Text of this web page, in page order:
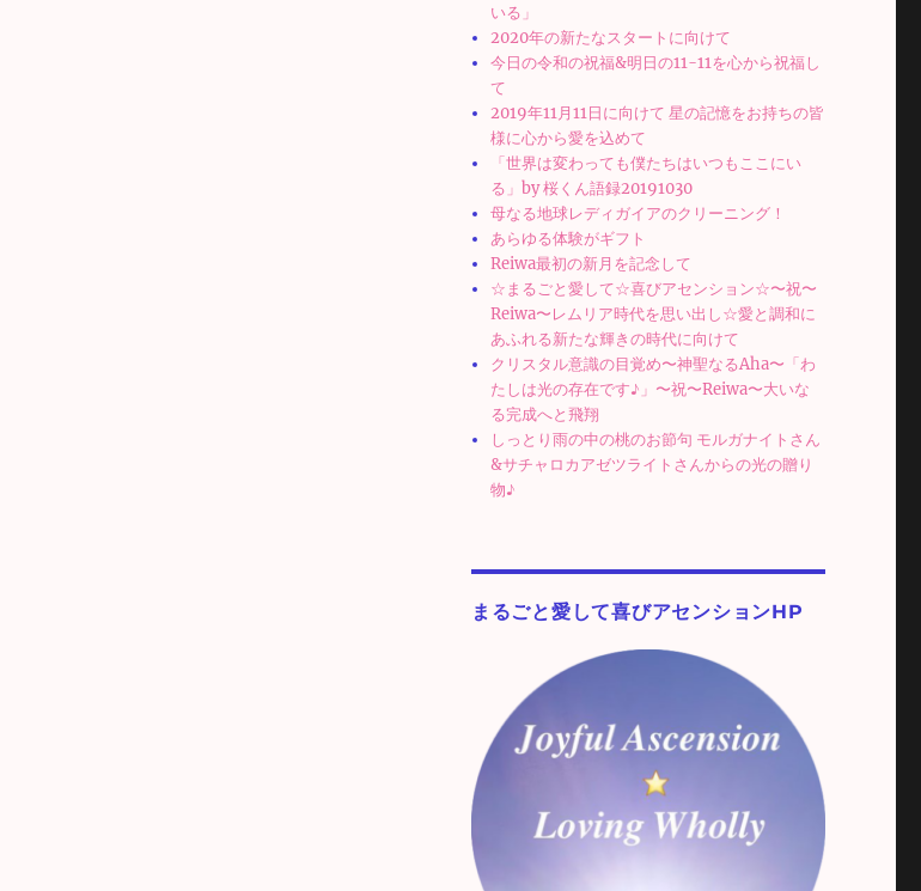
いる」
2020年の新たなスタートに向けて
今日の令和の祝福&明日の11-11を心から祝福し
て
2019年11月11日に向けて 星の記憶をお持ちの皆
様に心から愛を込めて
「世界は変わっても僕たちはいつもここにい
る」by 桜くん語録20191030
母なる地球レディガイアのクリーニング！
あらゆる体験がギフト
Reiwa最初の新月を記念して
☆まるごと愛して☆喜びアセンション☆〜祝〜
Reiwa〜レムリア時代を思い出し☆愛と調和に
あふれる新たな輝きの時代に向けて
クリスタル意識の目覚め〜神聖なるAha〜「わ
たしは光の存在です♪」〜祝〜Reiwa〜大いな
る完成へと飛翔
しっとり雨の中の桃のお節句 モルガナイトさん
&サチャロカアゼツライトさんからの光の贈り
物♪
まるごと愛して喜びアセンションHP